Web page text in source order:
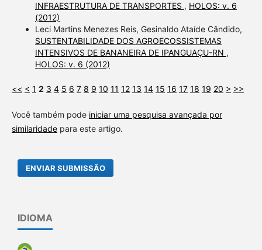
INFRAESTRUTURA DE TRANSPORTES , HOLOS: v. 6
(2012)
Leci Martins Menezes Reis, Gesinaldo Ataíde Cândido,
SUSTENTABILIDADE DOS AGROECOSSISTEMAS
INTENSIVOS DE BANANEIRA DE IPANGUAÇU-RN ,
HOLOS: v. 6 (2012)
<< < 1 2 3 4 5 6 7 8 9 10 11 12 13 14 15 16 17 18 19 20 > >>
Você também pode iniciar uma pesquisa avançada por
similaridadepara este artigo.
ENVIAR SUBMISSÃO
IDIOMA